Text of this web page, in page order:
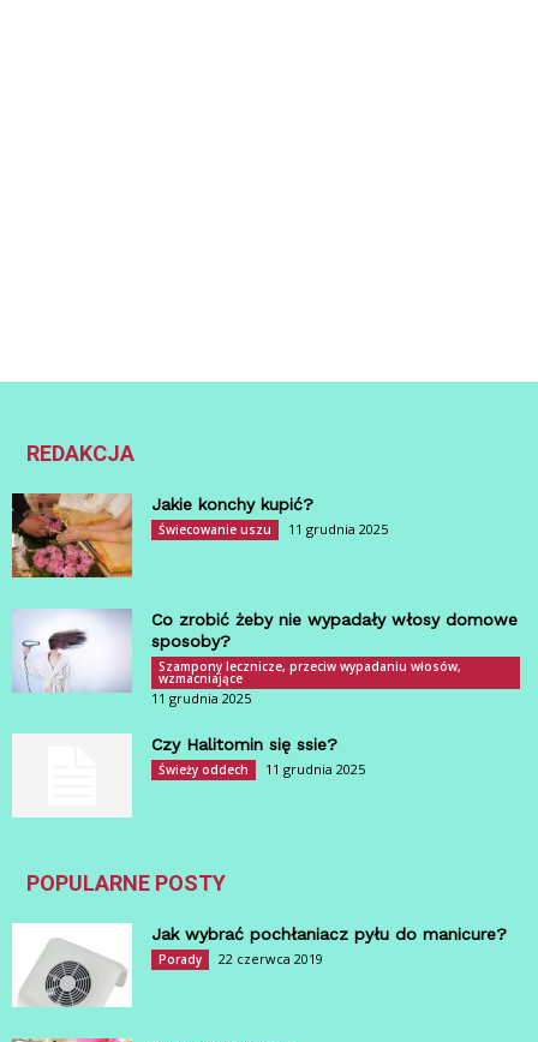
REDAKCJA
Jakie konchy kupić?
Świecowanie uszu 11 grudnia 2025
Co zrobić żeby nie wypadały włosy domowe
sposoby?
Szampony lecznicze, przeciw wypadaniu włosów,
wzmacniające
11 grudnia 2025
Czy Halitomin się ssie?
Świeży oddech 11 grudnia 2025
POPULARNE POSTY
Jak wybrać pochłaniacz pyłu do manicure?
Porady 22 czerwca 2019